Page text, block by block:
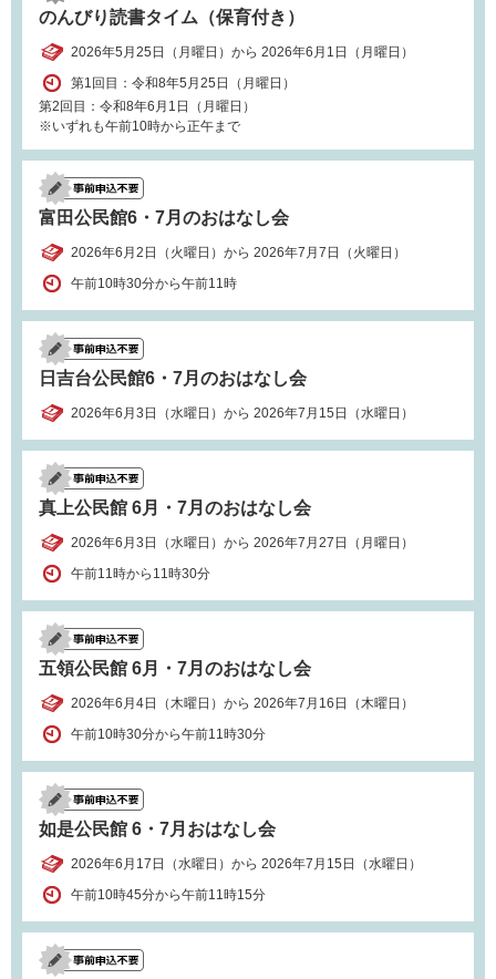
のんびり読書タイム（保育付き）
2026年5月25日（月曜日）から 2026年6月1日（月曜日）
第1回目：令和8年5月25日（月曜日）
第2回目：令和8年6月1日（月曜日）
※いずれも午前10時から正午まで
富田公民館6・7月のおはなし会
2026年6月2日（火曜日）から 2026年7月7日（火曜日）
午前10時30分から午前11時
日吉台公民館6・7月のおはなし会
2026年6月3日（水曜日）から 2026年7月15日（水曜日）
真上公民館 6月・7月のおはなし会
2026年6月3日（水曜日）から 2026年7月27日（月曜日）
午前11時から11時30分
五領公民館 6月・7月のおはなし会
2026年6月4日（木曜日）から 2026年7月16日（木曜日）
午前10時30分から午前11時30分
如是公民館 6・7月おはなし会
2026年6月17日（水曜日）から 2026年7月15日（水曜日）
午前10時45分から午前11時15分